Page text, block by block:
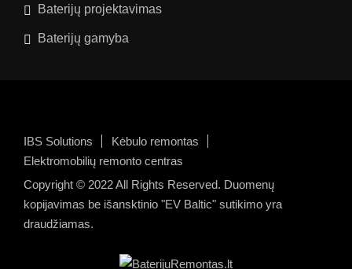
Baterijų projektavimas
Baterijų gamyba
IBS Solutions
Kėbulo remontas
Elektromobilių remonto centras
Copyright © 2022 All Rights Reserved. Duomenų
kopijavimas be išansktinio "EV Baltic" sutikimo yra
draudžiamas.